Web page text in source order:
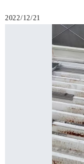
2022/12/21